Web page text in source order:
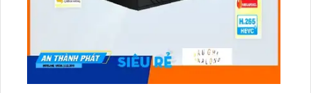
của các chuẩn nén H.265+/H.265/H.264+/H.264, bạn
có thể giảm thiểu hoặc tăng dung lượng lưu trữ theo